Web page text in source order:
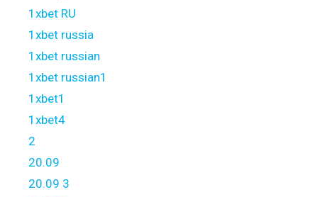
1xbet RU
1xbet russia
1xbet russian
1xbet russian1
1xbet1
1xbet4
2
20.09
20.09 3